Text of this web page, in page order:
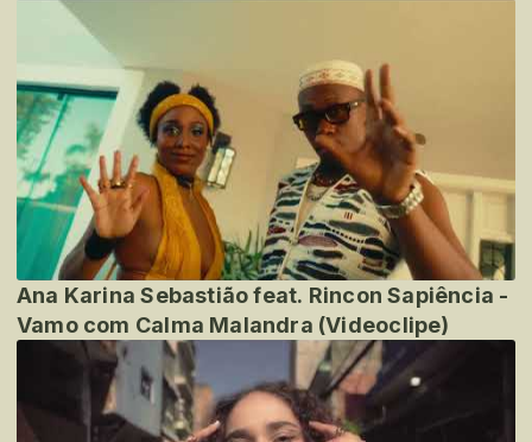
Ana Karina Sebastião feat. Rincon Sapiência -
Vamo com Calma Malandra (Videoclipe)